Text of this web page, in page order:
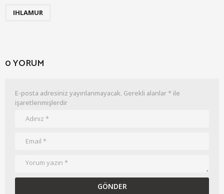
IHLAMUR
0 YORUM
E-posta adresiniz yayınlanmayacak. Gerekli alanlar* ile
işaretlenmişlerdir